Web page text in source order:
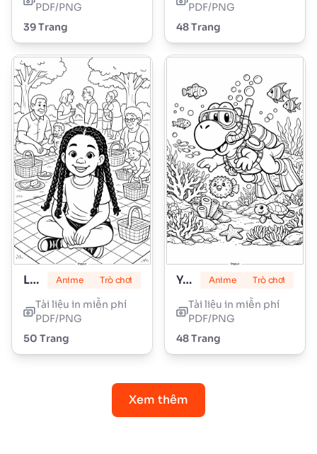
PDF/PNG
39 Trang
PDF/PNG
48 Trang
Lily Love Braids Anime Trò chơi
Tài liệu in miễn phí
PDF/PNG
50 Trang
Yoshi Anime Trò chơi
Tài liệu in miễn phí
PDF/PNG
48 Trang
Xem thêm